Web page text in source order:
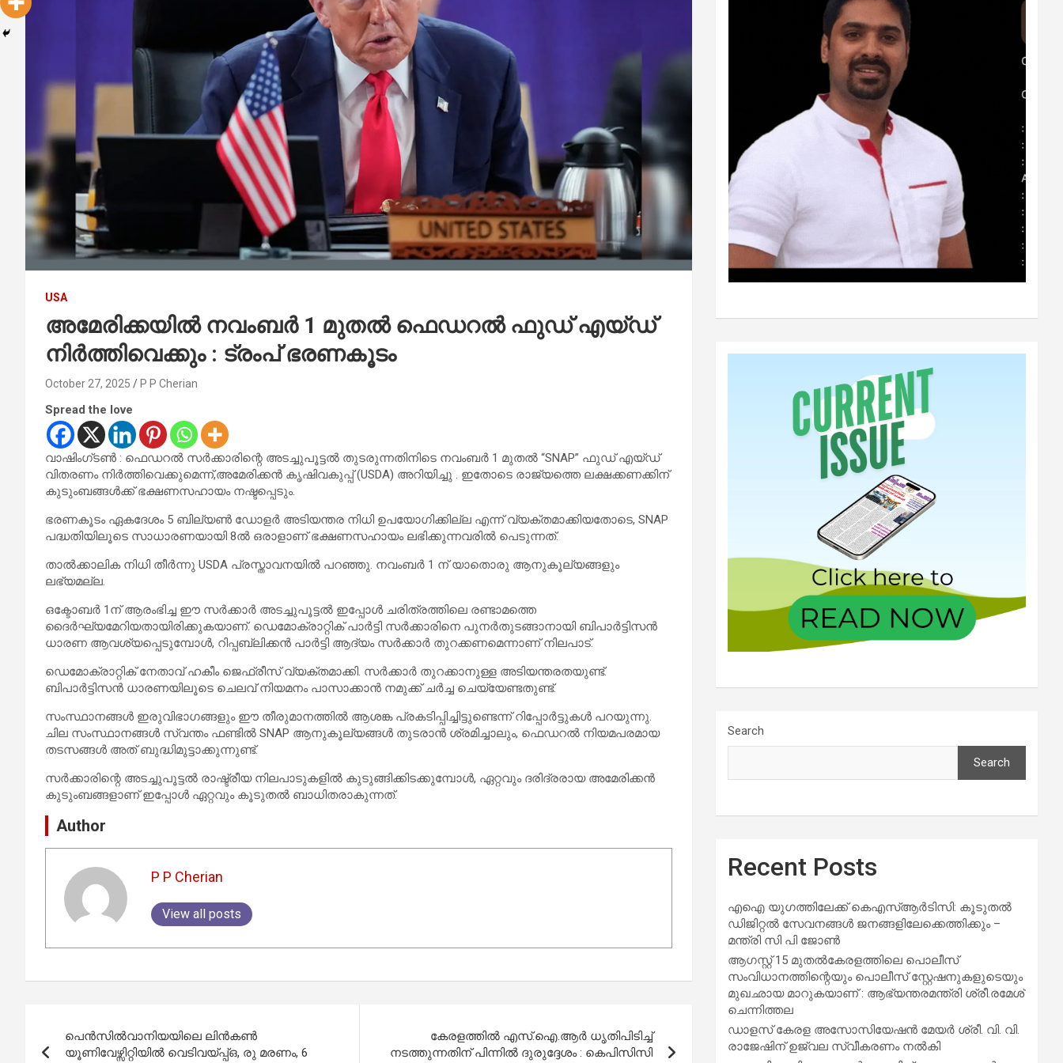
USA
അമേരിക്കയിൽ നവംബർ 1 മുതൽ ഫെഡറൽ ഫുഡ് എയ്ഡ്
നിർത്തിവെക്കും : ട്രംപ് ഭരണകൂടം
October 27, 2025 P P Cherian
Spread the love
വാഷിംഗ്ടൺ : ഫെഡറൽ സർക്കാരിന്റെ അടച്ചുപൂട്ടൽ തുടരുന്നതിനിടെ നവംബർ 1 മുതൽ “SNAP” ഫുഡ് എയ്ഡ്
വിതരണം നിർത്തിവെക്കുമെന്ന്,അമേരിക്കൻ കൃഷിവകുപ്പ് (USDA) അറിയിച്ചു . ഇതോടെ രാജ്യത്തെ ലക്ഷക്കണക്കിന്
കുടുംബങ്ങൾക്ക് ഭക്ഷണസഹായം നഷ്ടപ്പെടും.
ഭരണകൂടം ഏകദേശം 5 ബില്യൺ ഡോളർ അടിയന്തര നിധി ഉപയോഗിക്കില്ല എന്ന് വ്യക്തമാക്കിയതോടെ, SNAP
പദ്ധതിയിലൂടെ സാധാരണയായി 8ൽ ഒരാളാണ് ഭക്ഷണസഹായം ലഭിക്കുന്നവരിൽ പെടുന്നത്.
താൽക്കാലിക നിധി തീർന്നു USDA പ്രസ്താവനയിൽ പറഞ്ഞു. നവംബർ 1 ന് യാതൊരു ആനുകൂല്യങ്ങളും
ലഭ്യമല്ല.
ഒക്ടോബർ 1ന് ആരംഭിച്ച ഈ സർക്കാർ അടച്ചുപൂട്ടൽ ഇപ്പോൾ ചരിത്രത്തിലെ രണ്ടാമത്തെ
ദൈർഘ്യമേറിയതായിരിക്കുകയാണ്. ഡെമോക്രാറ്റിക് പാർട്ടി സർക്കാരിനെ പുനർതുടങ്ങാനായി ബിപാർട്ടിസൻ
ധാരണ ആവശ്യപ്പെടുമ്പോൾ, റിപ്പബ്ലിക്കൻ പാർട്ടി ആദ്യം സർക്കാർ തുറക്കണമെന്നാണ് നിലപാട്.
ഡെമോക്രാറ്റിക് നേതാവ് ഹകീം ജെഫ്രീസ് വ്യക്തമാക്കി. സർക്കാർ തുറക്കാനുള്ള അടിയന്തരതയുണ്ട്.
ബിപാർട്ടിസൻ ധാരണയിലൂടെ ചെലവ് നിയമനം പാസാക്കാൻ നമുക്ക് ചർച്ച ചെയ്യേണ്ടതുണ്ട്.
സംസ്ഥാനങ്ങൾ ഇരുവിഭാഗങ്ങളും ഈ തീരുമാനത്തിൽ ആശങ്ക പ്രകടിപ്പിച്ചിട്ടുണ്ടെന്ന് റിപ്പോർട്ടുകൾ പറയുന്നു.
ചില സംസ്ഥാനങ്ങൾ സ്വന്തം ഫണ്ടിൽ SNAP ആനുകൂല്യങ്ങൾ തുടരാൻ ശ്രമിച്ചാലും, ഫെഡറൽ നിയമപരമായ
തടസങ്ങൾ അത് ബുദ്ധിമുട്ടാക്കുന്നുണ്ട്.
സർക്കാരിന്റെ അടച്ചുപൂട്ടൽ രാഷ്ട്രീയ നിലപാടുകളിൽ കുടുങ്ങിക്കിടക്കുമ്പോൾ, ഏറ്റവും ദരിദ്രരായ അമേരിക്കൻ
കുടുംബങ്ങളാണ് ഇപ്പോൾ ഏറ്റവും കൂടുതൽ ബാധിതരാകുന്നത്.
Author
P P Cherian
View all posts
navigation
പെൻസിൽവാനിയയിലെ ലിൻകൺ
യൂണിവേഴ്സിറ്റിയിൽ വെടിവയ്പ്പ്ഒ, രു മരണം, 6
കേരളത്തില്‍ എസ്.ഐ.ആര്‍ ധൃതിപിടിച്ച്
നടത്തുന്നതിന് പിന്നില്‍ ദുരുദ്ദേശം : കെപിസിസി
Search
Search
Recent Posts
എഐ യുഗത്തിലേക്ക് കെഎസ്ആർടിസി: കൂടുതൽ
ഡിജിറ്റൽ സേവനങ്ങൾ ജനങ്ങളിലേക്കെത്തിക്കും –
മന്ത്രി സി പി ജോൺ
ആഗസ്റ്റ് 15 മുതല്‍കേരളത്തിലെ പൊലീസ്
സംവിധാനത്തിന്റെയും പൊലീസ് സ്റ്റേഷനുകളുടെയും
മുഖഛായ മാറുകയാണ് : ആഭ്യന്തരമന്ത്രി ശ്രീ.രമേശ്
ചെന്നിത്തല
ഡാളസ് കേരള അസോസിയേഷൻ മേയർ ശ്രീ. വി. വി.
രാജേഷിന് ഉജ്വല സ്വീകരണം നൽകി